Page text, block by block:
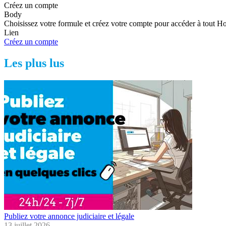
Créez un compte
Body
Choisissez votre formule et créez votre compte pour accéder à tout
Lien
Créez un compte
Les plus lus
Publiez votre annonce judiciaire et légale